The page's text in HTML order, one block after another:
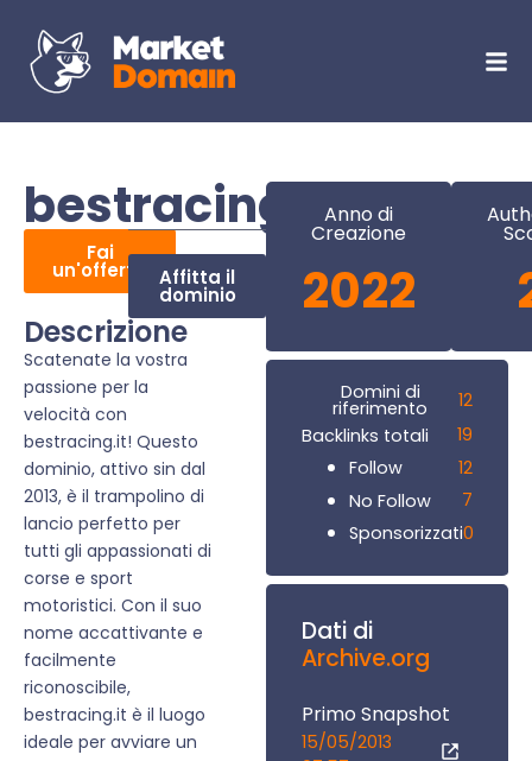
bestracing.it
Fai
un'offerta Affitta il
dominio
Descrizione
Scatenate la vostra
passione per la
velocità con
bestracing.it! Questo
dominio, attivo sin dal
2013, è il trampolino di
lancio perfetto per
tutti gli appassionati di
corse e sport
motoristici. Con il suo
nome accattivante e
facilmente
riconoscibile,
bestracing.it è il luogo
ideale per avviare un
Anno di
Creazione
2022
Domini di
riferimento
12
Backlinks totali
19
Follow
12
No Follow
7
Sponsorizzati0
Dati di
Archive.org
Primo Snapshot
15/05/2013